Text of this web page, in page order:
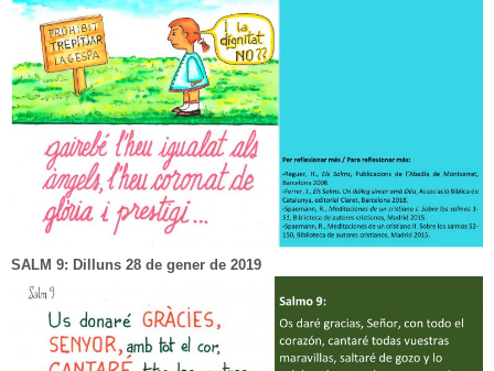
SALM 9: Dilluns 28 de gener de 2019